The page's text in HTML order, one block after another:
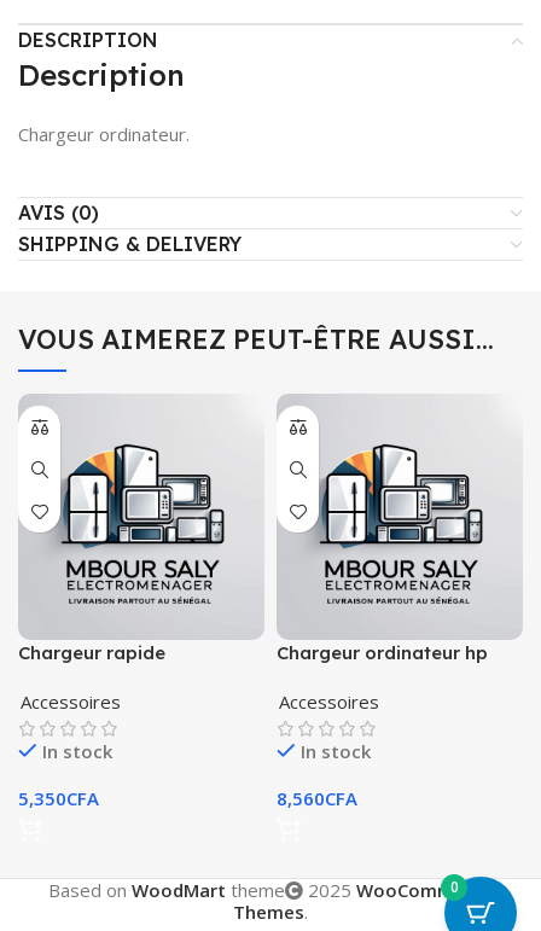
DESCRIPTION
Description
Chargeur ordinateur.
AVIS (0)
SHIPPING & DELIVERY
VOUS AIMEREZ PEUT-ÊTRE AUSSI…
Chargeur rapide
Accessoires
In stock
5,350CFA
Chargeur ordinateur hp
Accessoires
In stock
8,560CFA
Based on WoodMart theme 2025 WooCommerce
Themes.
0